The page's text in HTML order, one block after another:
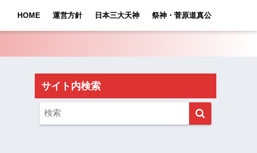
HOME 運営方針 日本三大天神 祭神・菅原道真公
サイト内検索